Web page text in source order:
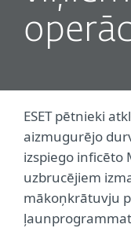
ESET pētnieki
aizmugurējo
izspiego inficēto
uzbrucējiem
mākoņkrātuvju